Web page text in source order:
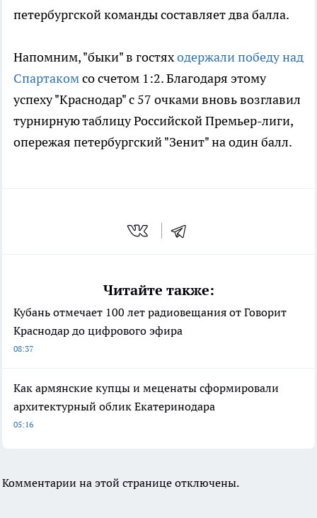
петербургской команды составляет два балла.
Напомним, "быки" в гостяходержали победу над
Спартакомсо счетом 1:2. Благодаря этому
успеху "Краснодар" с 57 очками вновь возглавил
турнирную таблицу Российской Премьер-лиги,
опережая петербургский "Зенит" на один балл.
Читайте также:
Кубань отмечает 100 лет радиовещания от Говорит
Краснодар до цифрового эфира
08:37
Как армянские купцы и меценаты сформировали
архитектурный облик Екатеринодара
05:16
Комментарии на этой странице отключены.